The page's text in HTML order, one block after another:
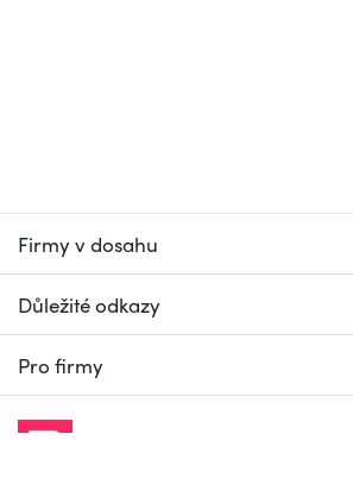
Firmy v dosahu
Důležité odkazy
Pro firmy